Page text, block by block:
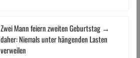
Zwei Mann feiern zweiten Geburtstag →
daher: Niemals unter hängenden Lasten
verweilen